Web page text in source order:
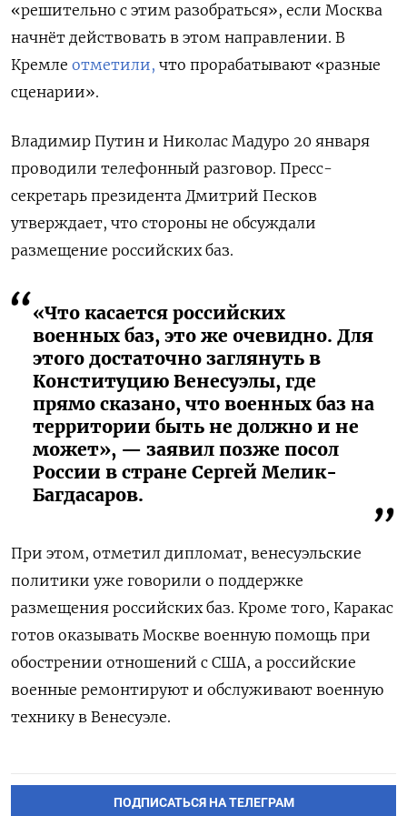
«решительно с этим разобраться», если Москва
начнёт действовать в этом направлении. В
Кремле отметили, что прорабатывают «разные
сценарии».
Владимир Путин и Николас Мадуро 20 января
проводили телефонный разговор. Пресс-
секретарь президента Дмитрий Песков
утверждает, что стороны не обсуждали
размещение российских баз.
«Что касается российских
военных баз, это же очевидно. Для
этого достаточно заглянуть в
Конституцию Венесуэлы, где
прямо сказано, что военных баз на
территории быть не должно и не
может», — заявил позже посол
России в стране Сергей Мелик-
Багдасаров.
При этом, отметил дипломат, венесуэльские
политики уже говорили о поддержке
размещения российских баз. Кроме того, Каракас
готов оказывать Москве военную помощь при
обострении отношений с США, а российские
военные ремонтируют и обслуживают военную
технику в Венесуэле.
ПОДПИСАТЬСЯ НА ТЕЛЕГРАМ